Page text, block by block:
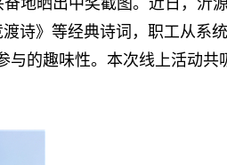
诗》等经典诗词，职工从系
的趣味性。本次线上活动共